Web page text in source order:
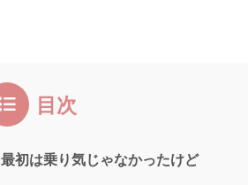
目次
最初は乗り気じゃなかったけど